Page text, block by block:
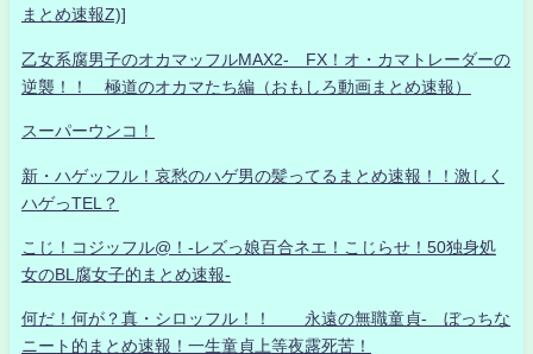
まとめ速報Z)]
乙女系腐男子のオカマッフルMAX2- FX！オ・カマトレーダーの
逆襲！！ 極道のオカマたち編（おもしろ動画まとめ速報）
スーパーウンコ！
新・ハゲッフル！哀愁のハゲ男の髪ってるまとめ速報！！激しく
ハゲっTEL？
こじ！コジッフル@！-レズっ娘百合ネエ！こじらせ！50独身処
女のBL腐女子的まとめ速報-
何だ！何が？真・シロッフル！！ 永遠の無職童貞- ぼっちな
ニート的まとめ速報！一生童貞上等夜露死苦！